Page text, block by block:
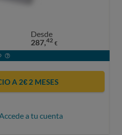
Desde
287,42 €
A 2€ 2 MESES
a tu cuenta